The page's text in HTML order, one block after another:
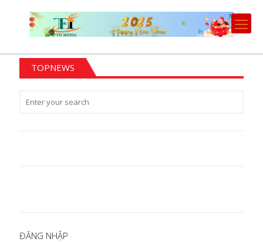
TOPNEWS
ĐĂNG NHẬP